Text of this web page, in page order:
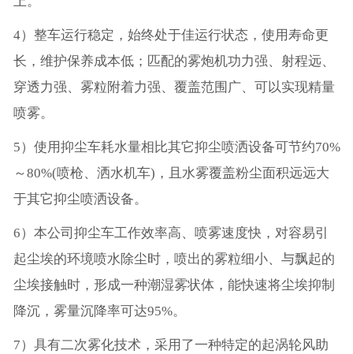
4）整车运行稳定，始终处于佳运行状态，使用寿命更
长，维护保养成本低；匹配的雾炮机功力强、射程远、
穿透力强、雾粒附着力强、覆盖范围广、可以实现精量
喷雾。
5）使用抑尘车耗水量相比其它抑尘喷洒设备可节约70%
～80%(喷枪、洒水机车)，且水雾覆盖粉尘面积远远大
于其它抑尘喷洒设备。
6）本公司抑尘车工作效率高、喷雾速度快，对容易引
起尘埃的环境喷水除尘时，喷出的雾粒细小、与飘起的
尘埃接触时，形成一种潮湿雾状体，能快速将尘埃抑制
降沉，雾量沉降率可达95%。
7）具有二次雾化技术，采用了一种特定的起涡轮风助